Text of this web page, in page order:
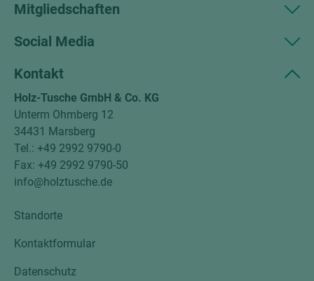
Mitgliedschaften
Social Media
Kontakt
Holz-Tusche GmbH & Co. KG
Unterm Ohmberg 12
34431 Marsberg
Tel.: +49 2992 9790-0
Fax: +49 2992 9790-50
info@holztusche.de
Standorte
Kontaktformular
Datenschutz